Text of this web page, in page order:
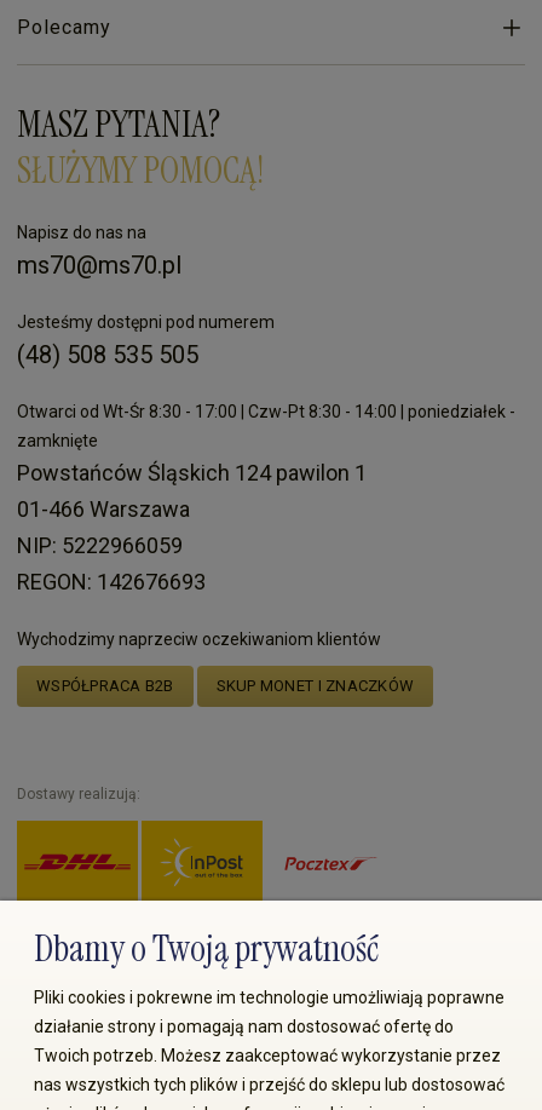
Polecamy
MASZ PYTANIA?
SŁUŻYMY POMOCĄ!
Napisz do nas na
ms70@ms70.pl
Jesteśmy dostępni pod numerem
(48) 508 535 505
Otwarci od Wt-Śr 8:30 - 17:00 | Czw-Pt 8:30 - 14:00 | poniedziałek -
zamknięte
Powstańców Śląskich 124 pawilon 1
01-466 Warszawa
NIP: 5222966059
REGON: 142676693
Wychodzimy naprzeciw oczekiwaniom klientów
WSPÓŁPRACA B2B SKUP MONET I ZNACZKÓW
Dostawy realizują:
Zapłać przez:
Dbamy o Twoją prywatność
Pliki cookies i pokrewne im technologie umożliwiają poprawne
działanie strony i pomagają nam dostosować ofertę do
Twoich potrzeb. Możesz zaakceptować wykorzystanie przez
nas wszystkich tych plików i przejść do sklepu lub dostosować